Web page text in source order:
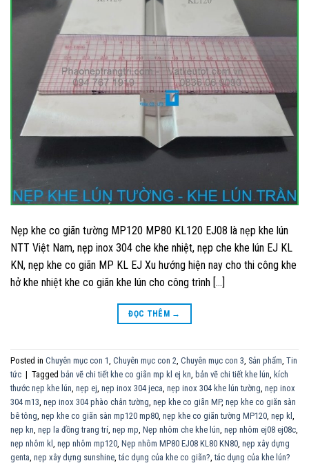
Nẹp khe co giãn tường MP120 MP80 KL120 EJ08 là nẹp khe lún
NTT Việt Nam, nẹp inox 304 che khe nhiệt, nẹp che khe lún EJ KL
KN, nẹp khe co giãn MP KL EJ Xu hướng hiện nay cho thi công khe
hở khe nhiệt khe co giãn khe lún cho công trình […]
ĐỌC THÊM →
Posted in Chuyên mục con 1, Chuyên mục con 2, Chuyên mục con 3, Sản phẩm, Tin
tức | Tagged bản vẽ chi tiết khe co giãn mp kl ej kn, bản vẽ chi tiết khe lún, kích
thước nẹp khe lún, nẹp ej, nẹp inox 304 jeca, nẹp inox 304 khe lún tường, nẹp inox
304 m13, nẹp inox 304 phào chân tường, nẹp khe co giãn MP, nẹp khe co giãn sàn
bê tông, nẹp khe co giãn sàn mp120 mp80, nẹp khe co giãn tường MP120, nẹp kl ,
nẹp kn, nẹp la đồng trang trí, nẹp mp, Nẹp nhôm che khe lún, nẹp nhôm ej08 ej08c,
nẹp nhôm kl , nẹp nhôm mp120, Nẹp nhôm MP80 EJ08 KL80 KN80, nẹp xây dựng
genta, nẹp xây dựng sunshine,tác dụng của khe co giãn?,tác dụng của khe lún?